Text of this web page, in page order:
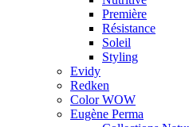
Première
Résistance
Soleil
Styling
Evidy
Redken
Color WOW
Eugène Perma